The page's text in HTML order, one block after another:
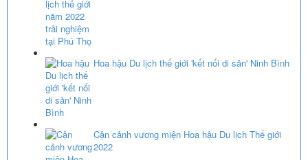
Hoa hậu Du lịch thế giới 'kết nối di sản' Ninh Bình
Cận cảnh vương miện Hoa hậu Du lịch Thế giới
2022